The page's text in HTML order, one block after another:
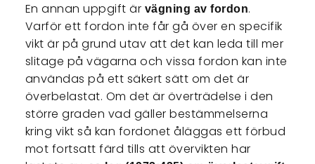
En annan uppgift är vägning av fordon.
Varför ett fordon inte får gå över en specifik
vikt är på grund utav att det kan leda till mer
slitage på vägarna och vissa fordon kan inte
användas på ett säkert sätt om det är
överbelastat. Om det är överträdelse i den
större graden vad gäller bestämmelserna
kring vikt så kan fordonet åläggas ett förbud
mot fortsatt färd tills att övervikten har